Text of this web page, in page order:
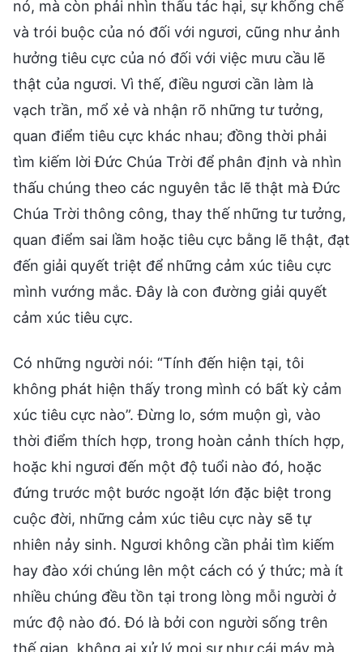
Có những người nói: “Tính đến hiện tại, tôi
không phát hiện thấy trong mình có bất kỳ cảm
xúc tiêu cực nào”. Đừng lo, sớm muộn gì, vào
thời điểm thích hợp, trong hoàn cảnh thích hợp,
hoặc khi ngươi đến một độ tuổi nào đó, hoặc
đứng trước một bước ngoặt lớn đặc biệt trong
cuộc đời, những cảm xúc tiêu cực này sẽ tự
nhiên nảy sinh. Ngươi không cần phải tìm kiếm
hay đào xới chúng lên một cách có ý thức; mà ít
nhiều chúng đều tồn tại trong lòng mỗi người ở
mức độ nào đó. Đó là bởi con người sống trên
thế gian, không ai xử lý mọi sự như cái máy mà